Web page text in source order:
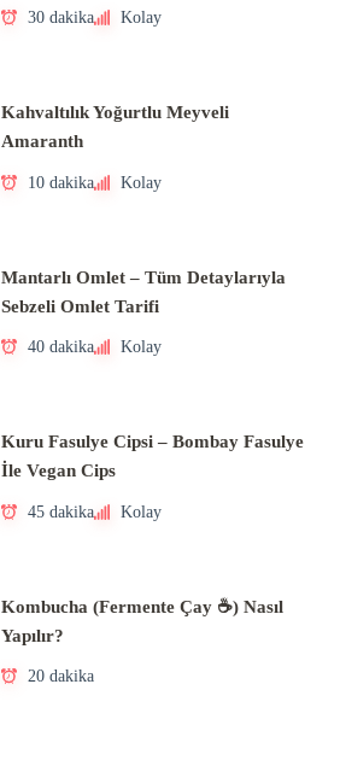
30 dakika Kolay
Kahvaltılık Yoğurtlu Meyveli
Amaranth
10 dakika Kolay
Mantarlı Omlet – Tüm Detaylarıyla
Sebzeli Omlet Tarifi
40 dakika Kolay
Kuru Fasulye Cipsi – Bombay Fasulye
İle Vegan Cips
45 dakika Kolay
Kombucha (Fermente Çay ☕) Nasıl
Yapılır?
20 dakika